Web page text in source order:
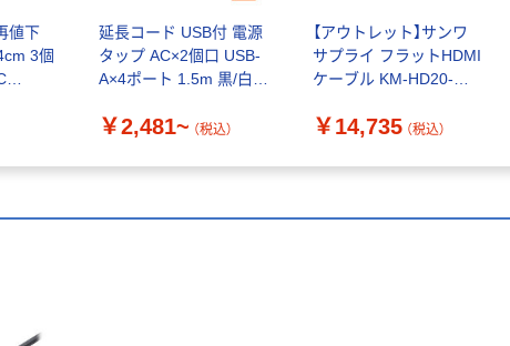
値下
3個
延長コード USB付 電源
タップ AC×2個口 USB-
A×4ポート 1.5m 黒/白/
エレコム
￥2,481~ （税込）
【アウトレット】サンワ
サプライ フラットHDMI
ケーブル KM-HD20-
￥14,735 （税込）